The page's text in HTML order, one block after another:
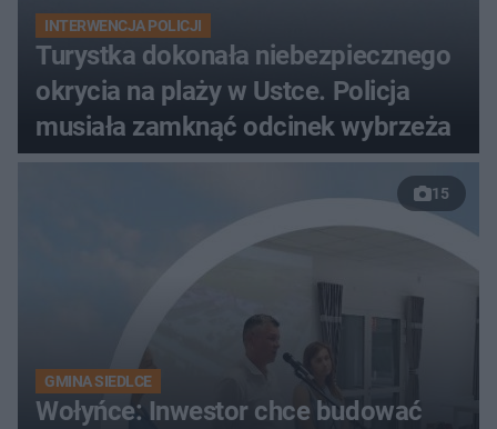
INTERWENCJA POLICJI
Turystka dokonała niebezpiecznego
okrycia na plaży w Ustce. Policja
musiała zamknąć odcinek wybrzeża
15
GMINA SIEDLCE
Wołyńce: Inwestor chce budować